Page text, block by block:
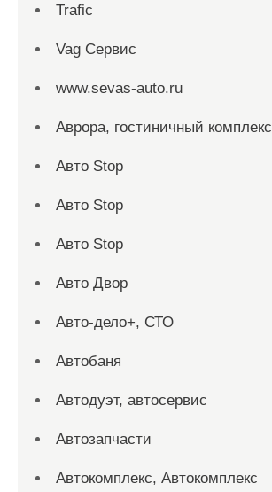
Trafic
Vag Сервис
www.sevas-auto.ru
Аврора, гостиничный комплекс
Авто Stop
Авто Stop
Авто Stop
Авто Двор
Авто-дело+, СТО
Автобаня
Автодуэт, автосервис
Автозапчасти
Автокомплекс, Автокомплекс